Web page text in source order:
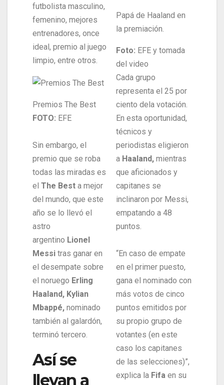
futbolista masculino,
femenino, mejores
entrenadores, once
ideal, premio al juego
limpio, entre otros.
Premios The Best
FOTO: EFE
Sin embargo, el
premio que se roba
todas las miradas es
el The Best a mejor
del mundo, que este
año se lo llevó el
astro
argentino Lionel
Messi tras ganar en
el desempate sobre
el noruego Erling
Haaland, Kylian
Mbappé, nominado
también al galardón,
terminó tercero.
Así se
llevan a
Papá de Haaland en
la premiación.
Foto: EFE y tomada
del video
Cada grupo
representa el 25 por
ciento dela votación.
En esta oportunidad,
técnicos y
periodistas eligieron
a Haaland, mientras
que aficionados y
capitanes se
inclinaron por Messi,
empatando a 48
puntos.
“En caso de empate
en el primer puesto,
gana el nominado con
más votos de cinco
puntos emitidos por
su propio grupo de
votantes (en este
caso los capitanes
de las selecciones)”,
explica la Fifa en su